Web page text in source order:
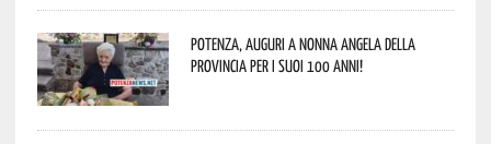
Potenza, auguri a nonna Angela della
provincia per i suoi 100 anni!